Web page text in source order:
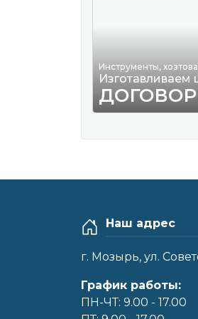
Инструменты,
Наш адрес
г. Мозырь, ул.
График работы:
ПН-ЧТ: 9.00 - 17.00